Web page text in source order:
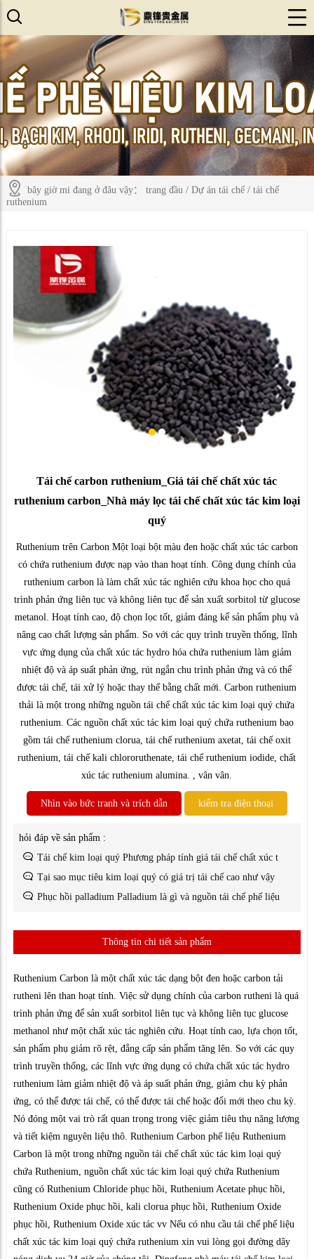
bây giờ mi đang ở đâu vậy： trang đầu / Dự án tái chế/ tái chế
ruthenium
Tái chế carbon ruthenium_Giá tái chế chất xúc tác
ruthenium carbon_Nhà máy lọc tái chế chất xúc tác kim loại
quý
Ruthenium trên Carbon Một loại bột màu đen hoặc chất xúc tác carbon
có chứa ruthenium được nạp vào than hoạt tính. Công dụng chính của
ruthenium carbon là làm chất xúc tác nghiên cứu khoa học cho quá
trình phản ứng liên tục và không liên tục để sản xuất sorbitol từ glucose
metanol. Hoạt tính cao, độ chọn lọc tốt, giảm đáng kể sản phẩm phụ và
nâng cao chất lượng sản phẩm. So với các quy trình truyền thống, lĩnh
vực ứng dụng của chất xúc tác hydro hóa chứa ruthenium làm giảm
nhiệt độ và áp suất phản ứng, rút ​​ngắn chu trình phản ứng và có thể
được tái chế, tái xử lý hoặc thay thế bằng chất mới. Carbon ruthenium
thải là một trong những nguồn tái chế chất xúc tác kim loại quý chứa
ruthenium. Các nguồn chất xúc tác kim loại quý chứa ruthenium bao
gồm tái chế ruthenium clorua, tái chế ruthenium axetat, tái chế oxit
ruthenium, tái chế kali chlororuthenate, tái chế ruthenium iodide, chất
xúc tác ruthenium alumina. , vân vân.
Nhìn vào bức tranh và trích dẫn kiểm tra điện thoại
hỏi đáp về sản phẩm :
Tái chế kim loại quý Phương pháp tính giá tái chế chất xúc t
Tại sao mục tiêu kim loại quý có giá trị tái chế cao như vậy
Phục hồi palladium Palladium là gì và nguồn tái chế phế liệu
Thông tin chi tiết sản phẩm
Ruthenium Carbon là một chất xúc tác dạng bột đen hoặc carbon tải
rutheni lên than hoạt tính. Việc sử dụng chính của carbon rutheni là quá
trình phản ứng để sản xuất sorbitol liên tục và không liên tục glucose
methanol như một chất xúc tác nghiên cứu. Hoạt tính cao, lựa chọn tốt,
sản phẩm phụ giảm rõ rệt, đẳng cấp sản phẩm tăng lên. So với các quy
trình truyền thống, các lĩnh vực ứng dụng có chứa chất xúc tác hydro
ruthenium làm giảm nhiệt độ và áp suất phản ứng, giảm chu kỳ phản
ứng, có thể được tái chế, có thể được tái chế hoặc đổi mới theo chu kỳ.
Nó đóng một vai trò rất quan trọng trong việc giảm tiêu thụ năng lượng
và tiết kiệm nguyên liệu thô. Ruthenium Carbon phế liệu Ruthenium
Carbon là một trong những nguồn tái chế chất xúc tác kim loại quý
chứa Ruthenium, nguồn chất xúc tác kim loại quý chứa Ruthenium
cũng có Ruthenium Chloride phục hồi, Ruthenium Acetate phục hồi,
Ruthenium Oxide phục hồi, kali clorua phục hồi, Ruthenium Oxide
phục hồi, Ruthenium Oxide xúc tác vv Nếu có nhu cầu tái chế phế liệu
chất xúc tác kim loại quý chứa ruthenium xin vui lòng gọi đường dây